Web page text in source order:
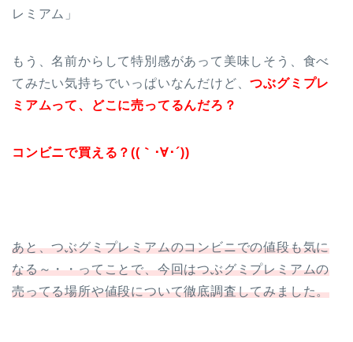
レミアム」
もう、名前からして特別感があって美味しそう、食べ
てみたい気持ちでいっぱいなんだけど、つぶグミプレ
ミアムって、どこに売ってるんだろ？
コンビニで買える？((｀･∀･´))
あと、つぶグミプレミアムのコンビニでの値段も気に
なる～・・ってことで、今回はつぶグミプレミアムの
売ってる場所や値段について徹底調査してみました。